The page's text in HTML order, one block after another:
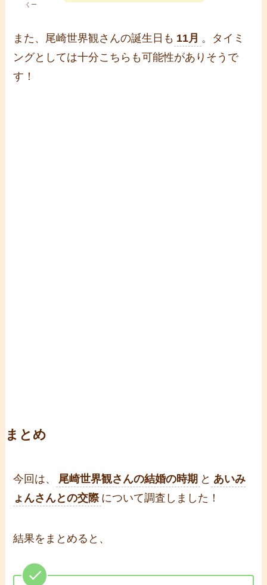
くー
また、尾崎世界観さんの誕生日も 11月 。タイミ
ングとしては十分こちらも可能性がありそうで
す！
まとめ
今回は、 尾崎世界観さんの結婚の時期 と あいみ
ょんさんとの交際 について調査しました！
結果をまとめると、